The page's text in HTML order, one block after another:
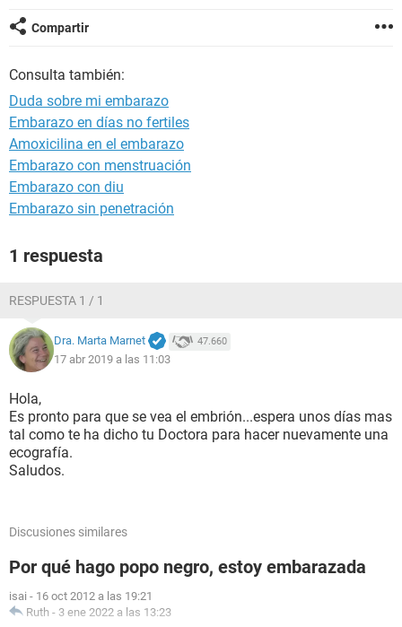
Compartir
Consulta también:
Duda sobre mi embarazo
Embarazo en días no fertiles
Amoxicilina en el embarazo
Embarazo con menstruación
Embarazo con diu
Embarazo sin penetración
1 respuesta
RESPUESTA 1 / 1
Dra. Marta Marnet 47.660
17 abr 2019 a las 11:03
Hola,
Es pronto para que se vea el embrión...espera unos días mas
tal como te ha dicho tu Doctora para hacer nuevamente una
ecografía.
Saludos.
Discusiones similares
Por qué hago popo negro, estoy embarazada
isai - 16 oct 2012 a las 19:21
Ruth - 3 ene 2022 a las 13:23